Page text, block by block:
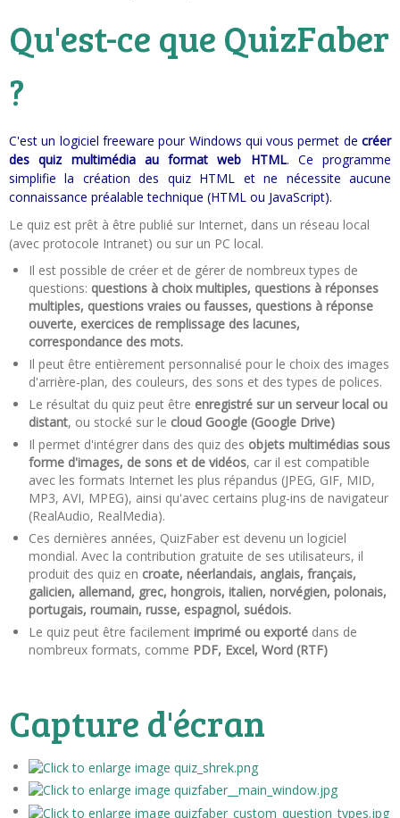
Qu'est-ce que QuizFaber
?
C'est un logiciel freeware pour Windows qui vous permet de créer
des quiz multimédia au format web HTML. Ce programme
simplifie la création des quiz HTML et ne nécessite aucune
connaissance préalable technique (HTML ou JavaScript).
Le quiz est prêt à être publié sur Internet, dans un réseau local
(avec protocole Intranet) ou sur un PC local.
Il est possible de créer et de gérer de nombreux types de
questions: questions à choix multiples, questions à réponses
multiples, questions vraies ou fausses, questions à réponse
ouverte, exercices de remplissage des lacunes,
correspondance des mots.
Il peut être entièrement personnalisé pour le choix des images
d'arrière-plan, des couleurs, des sons et des types de polices.
Le résultat du quiz peut être enregistré sur un serveur local ou
distant, ou stocké sur le cloud Google (Google Drive)
Il permet d'intégrer dans des quiz des objets multimédias sous
forme d'images, de sons et de vidéos, car il est compatible
avec les formats Internet les plus répandus (JPEG, GIF, MID,
MP3, AVI, MPEG), ainsi qu'avec certains plug-ins de navigateur
(RealAudio, RealMedia).
Ces dernières années, QuizFaber est devenu un logiciel
mondial. Avec la contribution gratuite de ses utilisateurs, il
produit des quiz en croate, néerlandais, anglais, français,
galicien, allemand, grec, hongrois, italien, norvégien, polonais,
portugais, roumain, russe, espagnol, suédois.
Le quiz peut être facilement imprimé ou exporté dans de
nombreux formats, comme PDF, Excel, Word (RTF)
Capture d'écran